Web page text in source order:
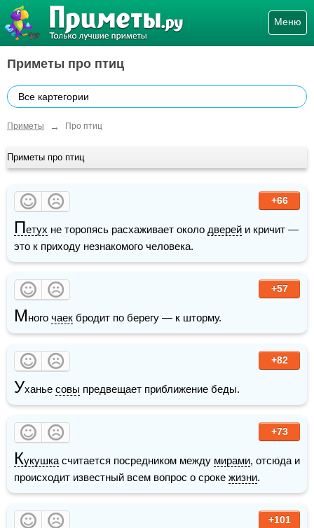
Меню
Приметы про птиц
Все картегории
Приметы → Про птиц
Приметы про птиц
+66
Петух не торопясь расхаживает около дверей и кричит —
это к приходу незнакомого человека.
+57
Много чаек бродит по берегу — к шторму.
+82
Уханье совы предвещает приближение беды.
+73
Кукушка считается посредником между мирами, отсюда и
происходит известный всем вопрос о сроке жизни.
+101